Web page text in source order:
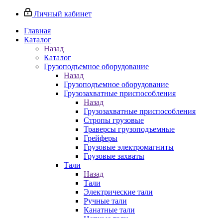
Личный кабинет
Главная
Каталог
Назад
Каталог
Грузоподъемное оборудование
Назад
Грузоподъемное оборудование
Грузозахватные приспособления
Назад
Грузозахватные приспособления
Стропы грузовые
Траверсы грузоподъемные
Грейферы
Грузовые электромагниты
Грузовые захваты
Тали
Назад
Тали
Электрические тали
Ручные тали
Канатные тали